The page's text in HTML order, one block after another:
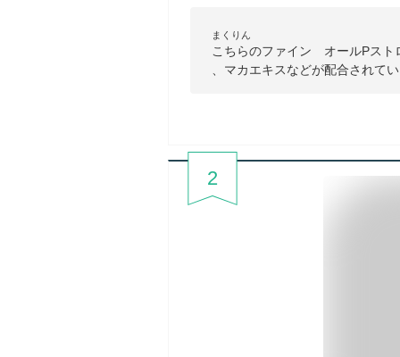
まくりん
こちらのファイン オールPスト
、マカエキスなどが配合されて
2